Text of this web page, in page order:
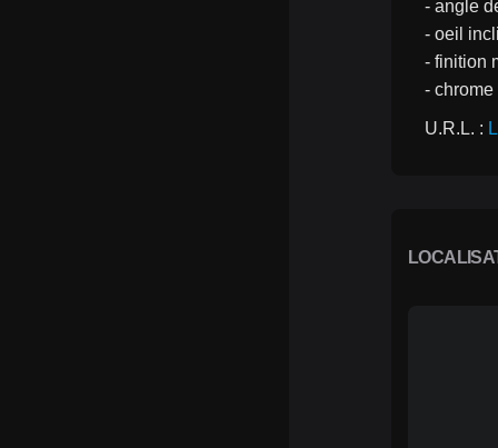
- angle
- oeil
- finition
-
U.R.L. :